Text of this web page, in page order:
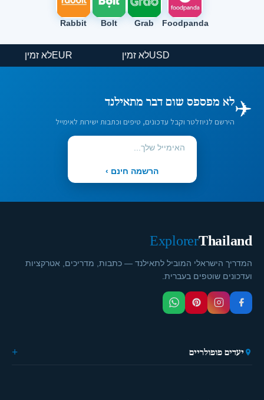
Foodpanda
Grab
Bolt
Rabbit
USD לא זמין EUR לא זמין
✈️לא מפספס שום דבר מתאילנד
הירשם לניוזלטר וקבל עדכונים, טיפים וכתבות ישירות לאימייל
הרשמה חינם ›
Thailand
Explorer
המדריך הישראלי המוביל לתאילנד — כתבות, מדריכים, אטרקציות
ועדכונים שוטפים בעברית.
יעדים פופולריים